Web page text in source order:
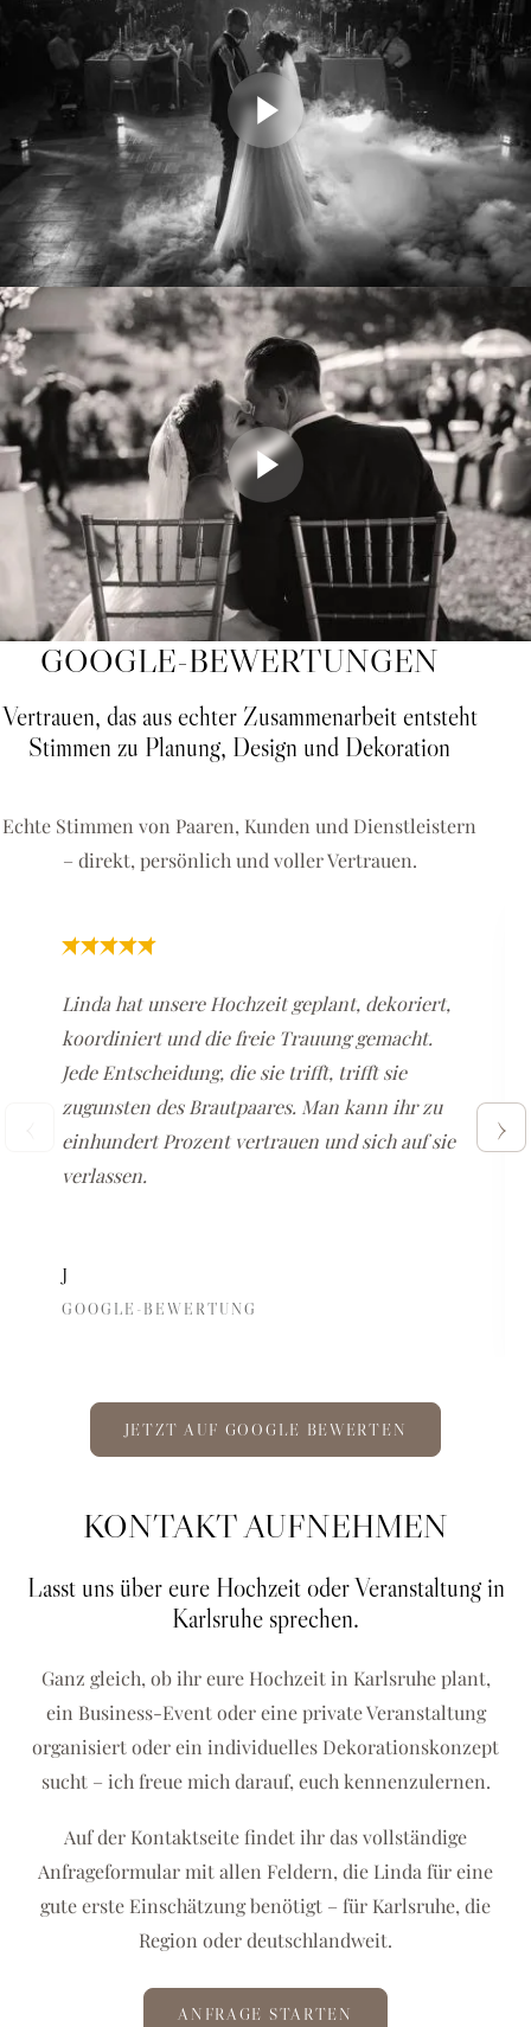
GOOGLE-BEWERTUNGEN
Vertrauen, das aus echter Zusammenarbeit entsteht
Stimmen zu Planung, Design und Dekoration
Echte Stimmen von Paaren, Kunden und Dienstleistern
– direkt, persönlich und voller Vertrauen.
Linda hat unsere Hochzeit geplant, dekoriert,
koordiniert und die freie Trauung gemacht.
Jede Entscheidung, die sie trifft, trifft sie
zugunsten des Brautpaares. Man kann ihr zu
einhundert Prozent vertrauen und sich auf sie
verlassen.
J
GOOGLE-BEWERTUNG
›
JETZT AUF GOOGLE BEWERTEN
KONTAKT AUFNEHMEN
Lasst uns über eure Hochzeit oder Veranstaltung in
Karlsruhe sprechen.
Ganz gleich, ob ihr eure Hochzeit in Karlsruhe plant,
ein Business-Event oder eine private Veranstaltung
organisiert oder ein individuelles Dekorationskonzept
sucht – ich freue mich darauf, euch kennenzulernen.
Auf der Kontaktseite findet ihr das vollständige
Anfrageformular mit allen Feldern, die Linda für eine
gute erste Einschätzung benötigt – für Karlsruhe, die
Region oder deutschlandweit.
ANFRAGE STARTEN